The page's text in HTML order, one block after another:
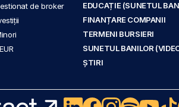
de broker
EDUCAȚIE (SUNETUL
FINANȚARE COMPANII
TERMENI BURSIERI
SUNETUL BANILOR
ȘTIRI